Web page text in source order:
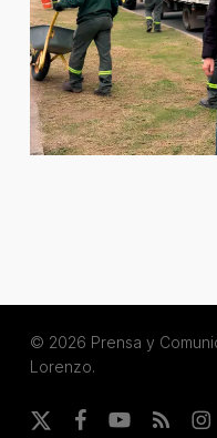
© 2026 Prensa y
Lorenzo.
x-
facebookyoutube
RSS